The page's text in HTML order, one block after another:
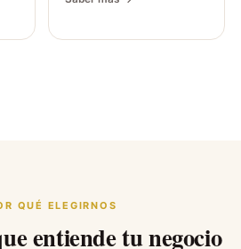
QUÉ ELEGIRNOS
entiende tu negocio